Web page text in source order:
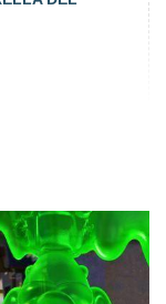
EN VERDE
LAS COSAS SE